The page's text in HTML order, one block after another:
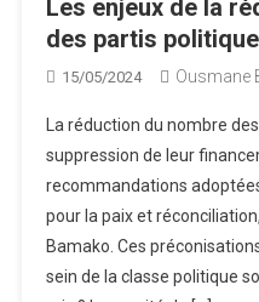
Les enjeux de la
des partis
15/05/2024 Ousmane
La réduction du nombre
suppression de leur
recommandations
pour la paix et
Bamako. Ces
sein de la classe politique